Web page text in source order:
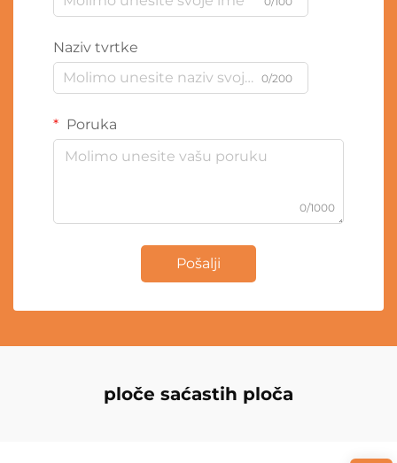
Naziv tvrtke
0/200
Poruka
0/1000
Pošalji
ploče saćastih ploča